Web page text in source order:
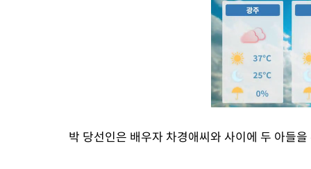
박 당선인은 배우자 차경애씨와 사이에 두 아들